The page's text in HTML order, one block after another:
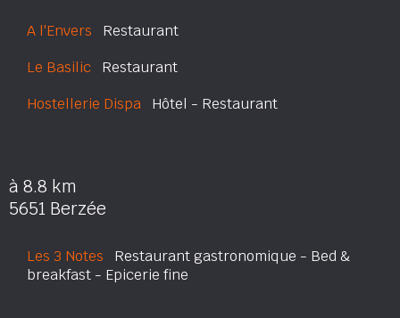
A l'Envers Restaurant
Le Basilic Restaurant
Hostellerie Dispa Hôtel - Restaurant
à 8.8 km
5651 Berzée
Les 3 Notes Restaurant gastronomique - Bed &
breakfast - Epicerie fine